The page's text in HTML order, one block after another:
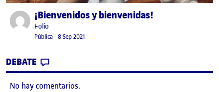
Publicado por¡Bienvenidos y bienvenidas!
Publicado por
Folio
Visibilidad:
Pública-Fecha de publicación
8 Sep 2021
DEBATE
No hay comentarios.